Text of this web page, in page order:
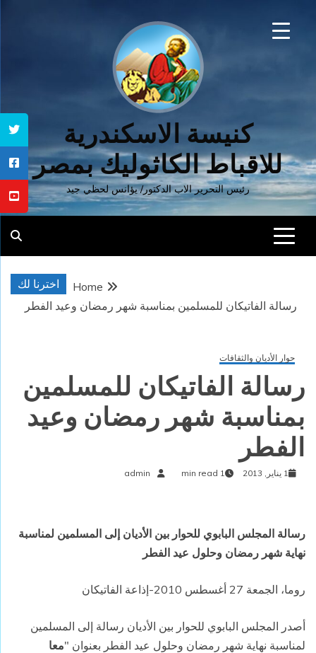
كنيسة الاسكندرية
للاقباط الكاثوليك بمصر
رئيس التحرير الاب الدكتور/ يؤانس لحظي جيد
اخترنا لك
Home
رسالة الفاتيكان للمسلمين بمناسبة شهر رمضان وعيد الفطر
حوار الأديان والثقافات
رسالة الفاتيكان للمسلمين
بمناسبة شهر رمضان وعيد
الفطر
1 يناير, 2013 1 min read
admin
رسالة المجلس البابوي للحوار بين الأديان إلى المسلمين لمناسبة
نهاية شهر رمضان وحلول عيد الفطر
روما، الجمعة 27 أغسطس 2010-إذاعة الفاتيكان
أصدر المجلس البابوي للحوار بين الأديان رسالة إلى المسلمين
لمناسبة نهاية شهر رمضان وحلول عيد الفطر بعنوان "معا